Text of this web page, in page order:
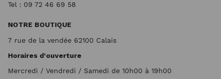
Tel : 09 72 46 69 58
NOTRE BOUTIQUE
7 rue de la vendée 62100 Calais
Horaires d'ouverture
Mercredi / Vendredi / Samedi de 10h00 à 19h00